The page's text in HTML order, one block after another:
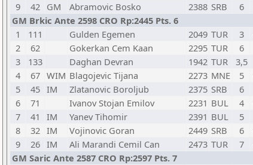
9
42 GM Abramovic Bosko 2388 SRB 6
GM Brkic Ante 2598 CRO Rp:2445 Pts. 6
1
111 Gulden Egemen 2049 TUR 3
2
62 Gokerkan Cem Kaan 2295 TUR 6
3
133 Daghan Devran 1942 TUR 3,5
4
67 WIM Blagojevic Tijana 2273 MNE 5
5
45 IM Zlatanovic Boroljub 2375 SRB 6
6
71 Ivanov Stojan Emilov 2231 BUL 4
7
41 IM Yanev Tihomir 2391 BUL 5
8
32 IM Vojinovic Goran 2449 SRB 6
9
26 IM Ali Marandi Cemil Can 2473 TUR 7
GM Saric Ante 2587 CRO Rp:2597 Pts. 7